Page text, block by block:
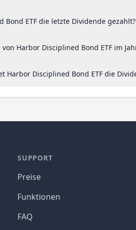
Bond ETF die letzte Dividende gezahlt?
Harbor Disciplined Bond ETF im
Harbor Disciplined Bond ETF die
SUPPORT
Preise
Funktionen
FAQ